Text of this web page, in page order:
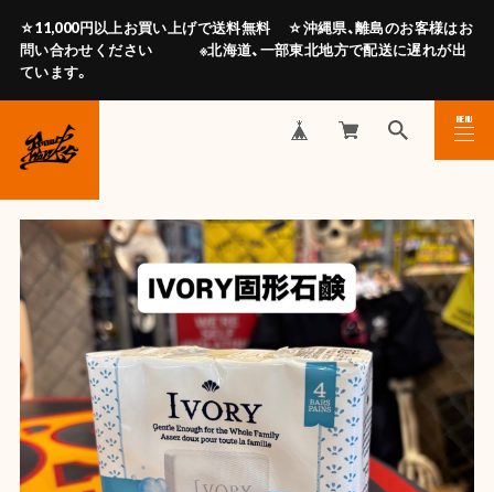
☆11,000円以上お買い上げで送料無料 ☆沖縄県、離島のお客様はお
問い合わせください ※北海道、一部東北地方で配送に遅れが出
ています。
MENU
CLOSE